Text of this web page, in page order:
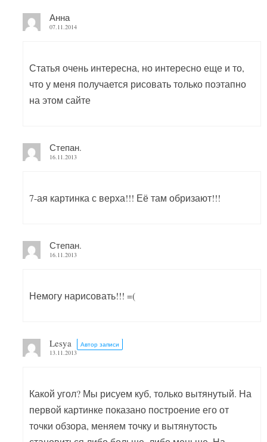
Анна
07.11.2014
Статья очень интересна, но интересно еще и то,
что у меня получается рисовать только поэтапно
на этом сайте
Степан.
16.11.2013
7-ая картинка с верха!!! Её там обризают!!!
Степан.
16.11.2013
Немогу нарисовать!!! =(
Lesya
Автор записи
13.11.2013
Какой угол? Мы рисуем куб, только вытянутый. На
первой картинке показано построение его от
точки обзора, меняем точку и вытянутость